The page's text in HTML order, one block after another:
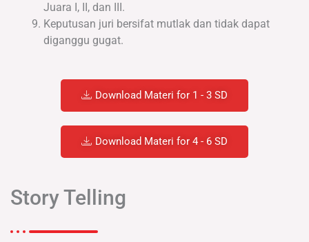
Juara I, II, dan III.
Keputusan juri bersifat mutlak dan tidak dapat
diganggu gugat.
Download Materi for 1 - 3 SD
Download Materi for 4 - 6 SD
Story Telling